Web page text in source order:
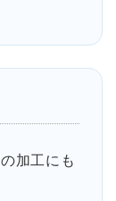
加工にも